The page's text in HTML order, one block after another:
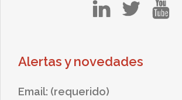
Alertas y novedades
Email: (requerido)